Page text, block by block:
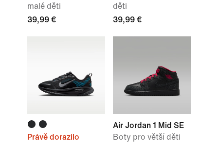
malé děti
39,99 €
děti
39,99 €
Právě dorazilo
Air Jordan 1 Mid SE
Boty pro větší děti